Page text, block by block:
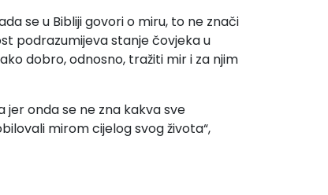
se u Bibliji govori o miru, to ne znači
podrazumijeva stanje čovjeka u
dobro, odnosno, tražiti mir i za njim
jer onda se ne zna kakva sve
mirom cijelog svog života“,